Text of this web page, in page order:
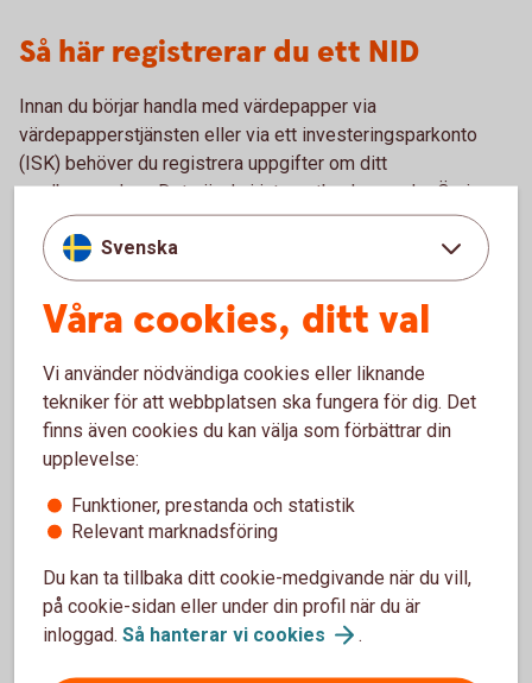
Så här registrerar du ett NID
Innan du börjar handla med värdepapper via
värdepapperstjänsten eller via ett investeringsparkonto
(ISK) behöver du registrera uppgifter om ditt
medborgarskap. Det gör du i internetbanken under Övriga
tjänster eller i appen under Personuppgifter, Registrera
Nationellt ID.
Kontakta oss om du har problem att registrera dina
uppgifter så hjälper vi dig.
Här hittar du ditt NID
Här hittar du landskoder som behövs för att skapa ett NID.
Vad är CONCAT?
CONCAT innebär att ditt NID är ett EU-standardnummer som
Svenska
Våra cookies, ditt val
Vi använder nödvändiga cookies eller liknande
tekniker för att webbplatsen ska fungera för dig. Det
finns även cookies du kan välja som förbättrar din
upplevelse:
Funktioner, prestanda och statistik
Relevant marknadsföring
Du kan ta tillbaka ditt cookie-medgivande när du vill,
på cookie-sidan eller under din profil när du är
inloggad. Så hanterar vi cookies .